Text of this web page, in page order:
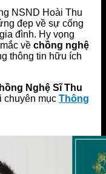
NSND Hoài Thu
đẹp về sự cống
đình. Hy vọng
về chồng nghệ
thông tin hữu ích
Nghệ Sĩ Thu
chuyên mục Thông